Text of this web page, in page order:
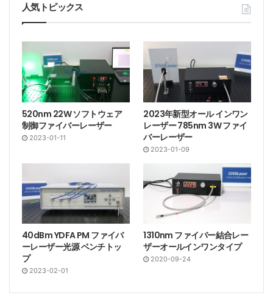
人気トピックス
520nm 22W ソフトウェア
制御ファイバーレーザー
2023-01-11
2023年新型オール インワン
レーザー 785nm 3W ファイ
バーレーザー
2023-01-09
40dBm YDFA PM ファイバ
ーレーザー光源 ベンチトッ
プ
2023-02-01
1310nm ファイバー結合レー
ザーオールインワンタイプ
2020-09-24